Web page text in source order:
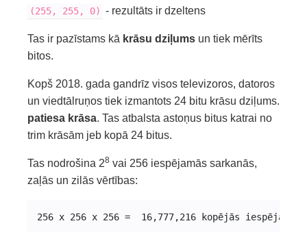
(255, 255, 0) - rezultāts ir dzeltens
Tas ir pazīstams kā krāsu dziļumsun tiek mērīts
bitos.
Kopš 2018. gada gandrīz visos televizoros, datoros
un viedtālruņos tiek izmantots 24 bitu krāsu dziļums.
patiesa krāsa. Tas atbalsta astoņus bitus katrai no
trim krāsām jeb kopā 24 bitus.
Tas nodrošina 28vai 256 iespējamās sarkanās,
zaļās un zilās vērtības:
256 x 256 x 256 =  16,777,216 kopējās